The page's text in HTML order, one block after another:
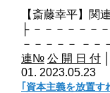
【斎藤幸平】関
├ －－－－－－
－－－－－ －－
連№ 公 開 日 付
01. 2023.05.23
｢資本主義を放置